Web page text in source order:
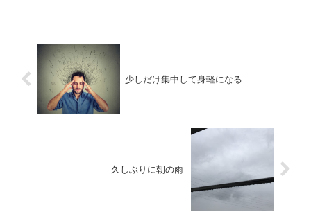
少しだけ集中して身軽になる
久しぶりに朝の雨